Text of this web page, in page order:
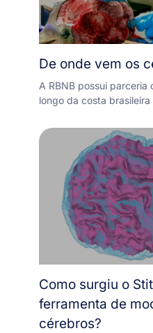
De onde vem os
A RBNB possui parceria
longo da costa
Como surgiu o
ferramenta de
cérebros?